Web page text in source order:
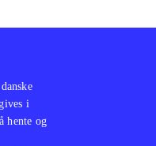
i
hente og